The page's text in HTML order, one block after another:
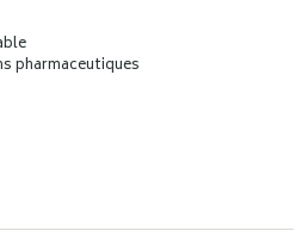
pharmaceutiques